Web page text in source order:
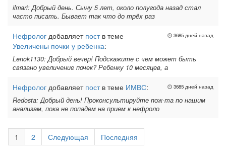
ilmari: Добрый день. Сыну 5 лет, около полугода назад стал
часто писать. Бывает так что до трёх раз
3685 дней назад
Нефролог добавляет поств теме
Увеличены почки у ребенка:
Lenok1130: Добрый вечер! Подскажите с чем может быть
связано увеличение почек? Ребенку 10 месяцев, а
3685 дней назад
Нефролог добавляет поств теме ИМВС:
Redosta: Добрый день! Проконсультируйте пож-та по нашим
анализам, пока не попадем на прием к нефроло
1 2 Следующая Последняя